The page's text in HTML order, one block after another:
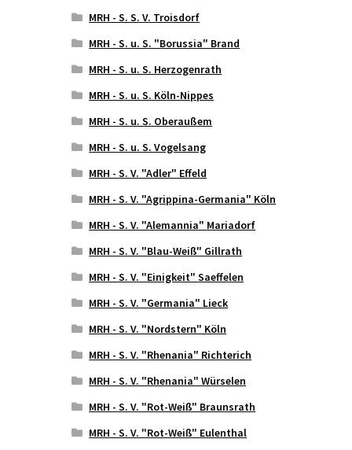
MRH - S. S. V. Troisdorf
MRH - S. u. S. "Borussia" Brand
MRH - S. u. S. Herzogenrath
MRH - S. u. S. Köln-Nippes
MRH - S. u. S. Oberaußem
MRH - S. u. S. Vogelsang
MRH - S. V. "Adler" Effeld
MRH - S. V. "Agrippina-Germania" Köln
MRH - S. V. "Alemannia" Mariadorf
MRH - S. V. "Blau-Weiß" Gillrath
MRH - S. V. "Einigkeit" Saeffelen
MRH - S. V. "Germania" Lieck
MRH - S. V. "Nordstern" Köln
MRH - S. V. "Rhenania" Richterich
MRH - S. V. "Rhenania" Würselen
MRH - S. V. "Rot-Weiß" Braunsrath
MRH - S. V. "Rot-Weiß" Eulenthal